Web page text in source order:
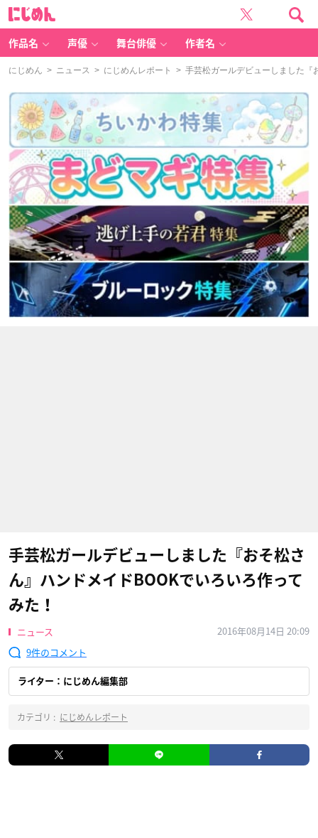
作品名 声優 舞台俳優 作者名
にじめん > ニュース > にじめんレポート > 手芸松ガールデビューしました『
手芸松ガールデビューしました『おそ松さ
ん』ハンドメイドBOOKでいろいろ作って
みた！
ニュース
2016年08月14日 20:09
9
ライター：にじめん編集部
カテゴリ : にじめんレポート